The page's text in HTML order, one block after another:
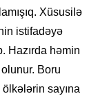
Xüsusilə
istifadəyə
Hazırda həmin
Boru
sayına